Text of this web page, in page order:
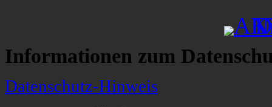
Informationen zum
Datenschutz-Hinweis